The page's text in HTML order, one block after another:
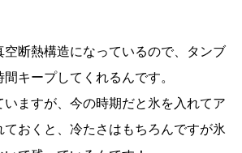
空断熱構造になっているので、タンブ
キープしてくれるんです。
ますが、今の時期だと氷を入れてア
おくと、冷たさはもちろんですが氷